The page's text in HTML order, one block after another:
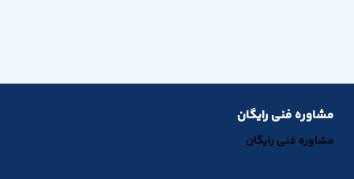
مشاوره فنی رایگان
مشاوره فنی رایگان